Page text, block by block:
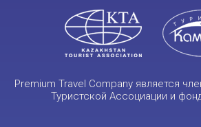
Premium Travel Company является
Туристской Ассоциации и